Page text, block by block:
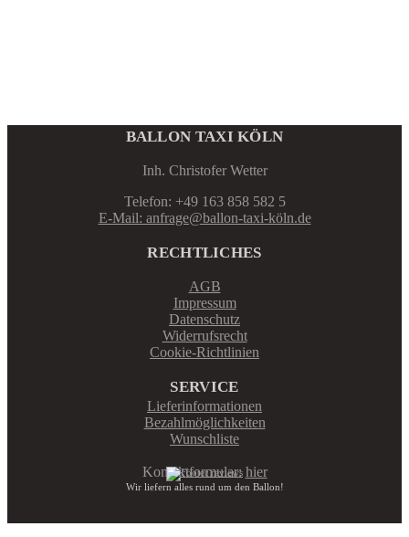
BALLON TAXI KÖLN
Inh. Christofer Wetter
Telefon: +49 163 858 582 5
E-Mail: anfrage@ballon-taxi-köln.de
RECHTLICHES
AGB
Impressum
Datenschutz
Widerrufsrecht
Cookie-Richtlinien
SERVICE
Lieferinformationen
Bezahlmöglichkeiten
Wunschliste
Kontaktformular:hier
Wir liefern alles rund um den Ballon!